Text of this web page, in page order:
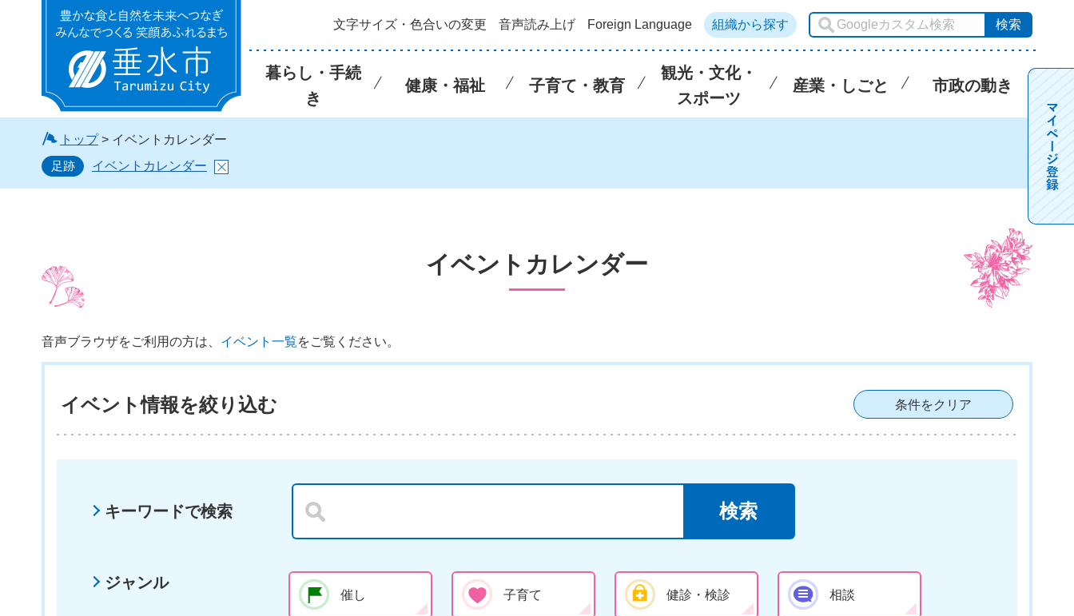
垂水市 文字サイズ・色合いの変更 音声読み上げ Foreign Language 組織から探す
暮らし・手続
き
健康・福祉 子育て・教育
観光・文化・
スポーツ
産業・しごと 市政の動き
トップ> イベントカレンダー
足跡
イベントカレンダー
イベントカレンダー
音声ブラウザをご利用の方は、 イベント一覧をご覧ください。
イベント情報を絞り込む 条件をクリア
キーワードで検索
ジャンル
催し 子育て 健診・検診 相談